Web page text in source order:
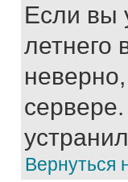
Если вы
летнего
Вернуться